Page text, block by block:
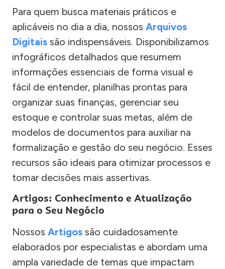
Para quem busca materiais práticos e
aplicáveis no dia a dia, nossos Arquivos
Digitais são indispensáveis. Disponibilizamos
infográficos detalhados que resumem
informações essenciais de forma visual e
fácil de entender, planilhas prontas para
organizar suas finanças, gerenciar seu
estoque e controlar suas metas, além de
modelos de documentos para auxiliar na
formalização e gestão do seu negócio. Esses
recursos são ideais para otimizar processos e
tomar decisões mais assertivas.
Artigos: Conhecimento e Atualização
para o Seu Negócio
Nossos Artigos são cuidadosamente
elaborados por especialistas e abordam uma
ampla variedade de temas que impactam